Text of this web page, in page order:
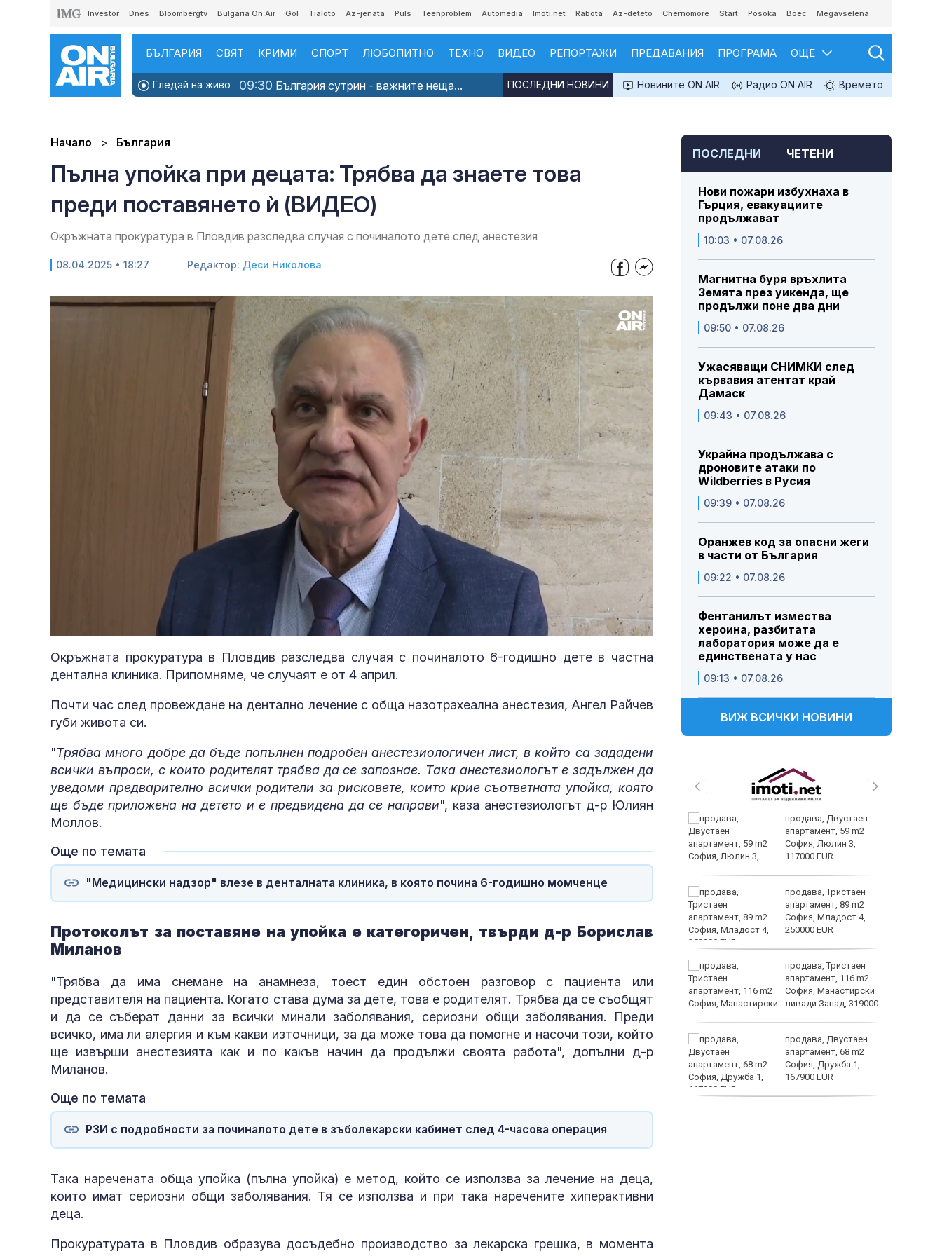
Investor Dnes Bloombergtv Bulgaria On Air Gol Tialoto Az-jenata Puls Teenproblem Automedia Imoti.net Rabota Az-deteto Chernomore Start Posoka Boec Megavselena
БЪЛГАРИЯ СВЯТ КРИМИ СПОРТ ЛЮБОПИТНО ТЕХНО ВИДЕО РЕПОРТАЖИ ПРЕДАВАНИЯ ПРОГРАМА ОЩЕ
Гледай на живо 09:30 България сутрин - важните неща... Новините ON AIR Радио ON AIR Времето
ПОСЛЕДНИ НОВИНИ
Начало България
Пълна упойка при децата: Трябва да знаете това
преди поставянето ѝ (ВИДЕО)
Окръжната прокуратура в Пловдив разследва случая с починалото дете след анестезия
08.04.2025 • 18:27 Редактор: Деси Николова
Окръжната прокуратура в Пловдив разследва случая с починалото 6-годишно дете в частна
дентална клиника. Припомняме, че случаят е от 4 април.
Почти час след провеждане на дентално лечение с обща назотрахеална анестезия, Ангел Райчев
губи живота си.
"Трябва много добре да бъде попълнен подробен анестезиологичен лист, в който са зададени
всички въпроси, с които родителят трябва да се запознае. Така анестезиологът е задължен да
уведоми предварително всички родители за рисковете, които крие съответната упойка, която
ще бъде приложена на детето и е предвидена да се направи", каза анестезиологът д-р Юлиян
Моллов.
Още по темата
"Медицински надзор" влезе в денталната клиника, в която почина 6-годишно момченце
Протоколът за поставяне на упойка е категоричен, твърди д-р Борислав
Миланов
"Трябва да има снемане на анамнеза, тоест един обстоен разговор с пациента или
представителя на пациента. Когато става дума за дете, това е родителят. Трябва да се съобщят
и да се съберат данни за всички минали заболявания, сериозни общи заболявания. Преди
всичко, има ли алергия и към какви източници, за да може това да помогне и насочи този, който
ще извърши анестезията как и по какъв начин да продължи своята работа", допълни д-р
Миланов.
Още по темата
РЗИ с подробности за починалото дете в зъболекарски кабинет след 4-часова операция
Така наречената обща упойка (пълна упойка) е метод, който се използва за лечение на деца,
които имат сериозни общи заболявания. Тя се използва и при така наречените хиперактивни
деца.
Прокуратурата в Пловдив образува досъдебно производство за лекарска грешка, в момента
ПОСЛЕДНИ ЧЕТЕНИ
Нови пожари избухнаха в
Гърция, евакуациите
продължават
10:03 • 07.08.26
Магнитна буря връхлита
Земята през уикенда, ще
продължи поне два дни
09:50 • 07.08.26
Ужасяващи СНИМКИ след
кървавия атентат край
Дамаск
09:43 • 07.08.26
Украйна продължава с
дроновите атаки по
Wildberries в Русия
09:39 • 07.08.26
Оранжев код за опасни жеги
в части от България
09:22 • 07.08.26
Фентанилът измества
хероина, разбитата
лаборатория може да е
единствената у нас
09:13 • 07.08.26
ВИЖ ВСИЧКИ НОВИНИ
е
Спад на рейтинга на
Зеленски след
Джоли се разведе и
призна: Гей съм!
Пикът на метеорния
поток Персеиди е в
сърдечносъдовия риск?
12 са новите
лекарства с
становище от ЕМА от
юли 2026 г.
австралийска зооноза
с тежко белодробно и
мозъчно засягане
Можем ли да живеем
до 146 години, а и
продава, Двустаен
апартамент, 59 m2
София, Люлин 3,
117000 EUR
продава, Тристаен
апартамент, 89 m2
София, Младост 4,
250000 EUR
продава, Тристаен
апартамент, 116 m2
София, Манастирски
ливади Запад, 319000
EUR
продава, Двустаен
апартамент, 68 m2
София, Дружба 1,
167900 EUR